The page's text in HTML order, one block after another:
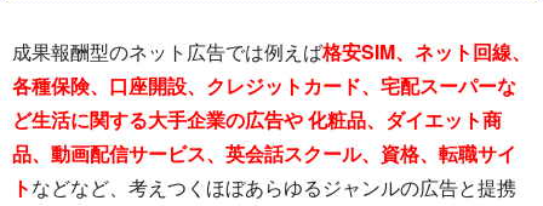
成果報酬型のネット広告では例えば格安SIM、ネット回線、
各種保険、口座開設、クレジットカード、宅配スーパーな
ど生活に関する大手企業の広告や 化粧品、ダイエット商
品、動画配信サービス、英会話スクール、資格、転職サイ
トなどなど、考えつくほぼあらゆるジャンルの広告と提携